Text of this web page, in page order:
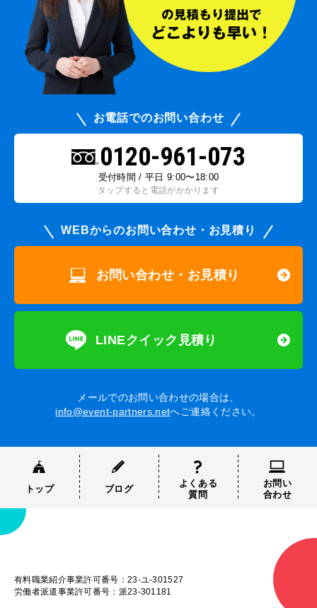
お電話でのお問い合わせ
0120-961-073
受付時間 / 平日 9:00〜18:00
タップすると電話がかかります
WEBからのお問い合わせ・お見積り
お問い合わせ・お見積り
LINEクイック見積り
メールでのお問い合わせの場合は、
info@event-partners.netへご連絡ください。
トップ ブログ
よくある
質問
お問い
合わせ
有料職業紹介事業許可番号：23-ユ-301527
労働者派遣事業許可番号：派23-301181